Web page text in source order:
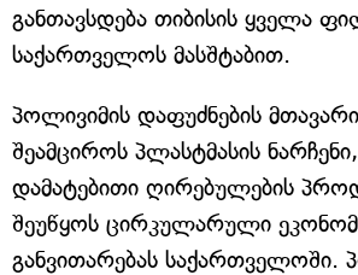
განთავსდება თიბისის ყველა
საქართველოს მასშტაბით.
პოლივიმის დაფუძნების მთავარი
შეამციროს პლასტმასის ნარჩენი,
დამატებითი ღირებულების
შეუწყოს ცირკულარული
განვითარებას საქართველოში.